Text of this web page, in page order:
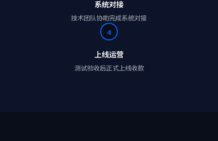
系统对接
技术团队协助完成系统对接
4
上线运营
测试验收后正式上线收款